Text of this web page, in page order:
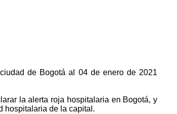
de Bogotá al 04 de enero de 2021
la alerta roja hospitalaria en Bogotá, y
hospitalaria de la capital.